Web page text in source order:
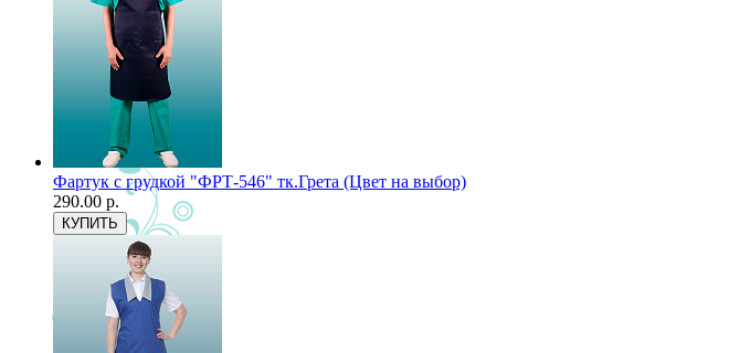
Фартук с грудкой "ФРТ-546" тк.Грета (Цвет на выбор)
290.00 р.